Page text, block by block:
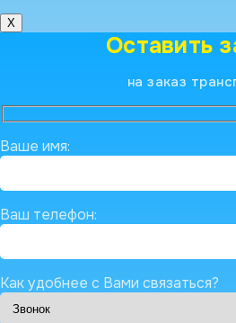
X
Оставить
на заказ
Ваше имя:
Ваш телефон:
Как удобнее с Вами связаться?